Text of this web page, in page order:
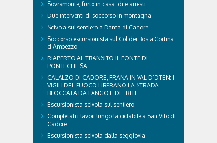
Sovramonte, furto in casa: due arresti
Due interventi di soccorso in montagna
Scivola sul sentiero a Danta di Cadore
Soccorso escursionista sul Col dei Bos a Cortina
d’Ampezzo
RIAPERTO AL TRANSITO IL PONTE DI
PONTECHIESA
CALALZO DI CADORE, FRANA IN VAL D’OTEN: I
VIGILI DEL FUOCO LIBERANO LA STRADA
BLOCCATA DA FANGO E DETRITI
Escursionista scivola sul sentiero
Completati i lavori lungo la ciclabile a San Vito di
Cadore
Escursionista scivola dalla seggiovia